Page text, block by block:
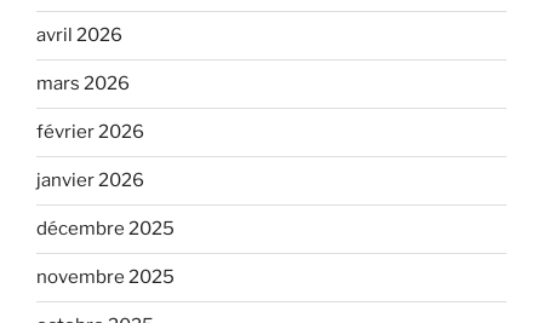
avril 2026
mars 2026
février 2026
janvier 2026
décembre 2025
novembre 2025